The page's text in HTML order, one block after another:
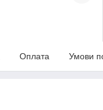
Оплата Умови